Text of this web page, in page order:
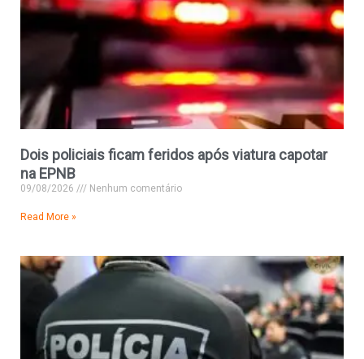
Dois policiais ficam feridos após viatura capotar
na EPNB
09/08/2026 Nenhum comentário
Read More »